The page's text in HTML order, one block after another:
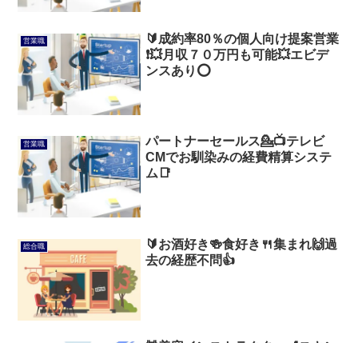
営業職
🔰成約率80％の個人向け提案営業
❗💥月収７０万円も可能💥エビデ
ンスあり⭕
営業職
パートナーセールス💁📺️テレビ
CMでお馴染みの経費精算システ
ム📑
総合職
🔰お酒好き🍻食好き🍴集まれ🙌過
去の経歴不問👍